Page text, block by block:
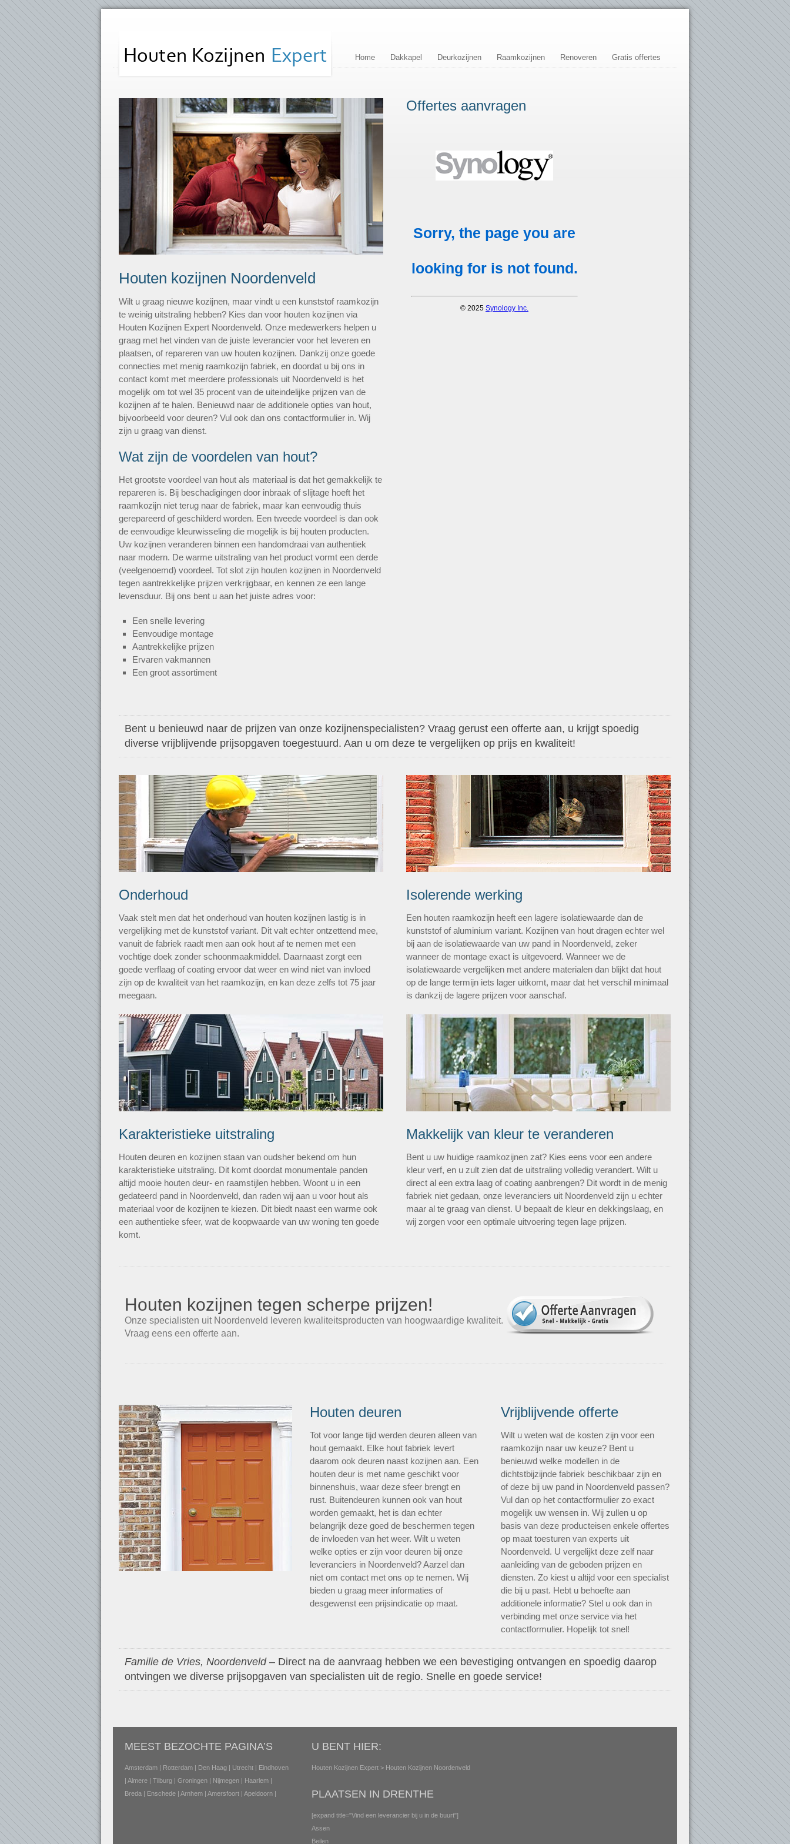
Home Dakkapel Deurkozijnen Raamkozijnen Renoveren Gratis offertes
Houten kozijnen Noordenveld
Wilt u graag nieuwe kozijnen, maar vindt u een kunststof raamkozijn
te weinig uitstraling hebben? Kies dan voor houten kozijnen via
Houten Kozijnen Expert Noordenveld. Onze medewerkers helpen u
graag met het vinden van de juiste leverancier voor het leveren en
plaatsen, of repareren van uw houten kozijnen. Dankzij onze goede
connecties met menig raamkozijn fabriek, en doordat u bij ons in
contact komt met meerdere professionals uit Noordenveld is het
mogelijk om tot wel 35 procent van de uiteindelijke prijzen van de
kozijnen af te halen. Benieuwd naar de additionele opties van hout,
bijvoorbeeld voor deuren? Vul ook dan ons contactformulier in. Wij
zijn u graag van dienst.
Wat zijn de voordelen van hout?
Het grootste voordeel van hout als materiaal is dat het gemakkelijk te
repareren is. Bij beschadigingen door inbraak of slijtage hoeft het
raamkozijn niet terug naar de fabriek, maar kan eenvoudig thuis
gerepareerd of geschilderd worden. Een tweede voordeel is dan ook
de eenvoudige kleurwisseling die mogelijk is bij houten producten.
Uw kozijnen veranderen binnen een handomdraai van authentiek
naar modern. De warme uitstraling van het product vormt een derde
(veelgenoemd) voordeel. Tot slot zijn houten kozijnen in Noordenveld
tegen aantrekkelijke prijzen verkrijgbaar, en kennen ze een lange
levensduur. Bij ons bent u aan het juiste adres voor:
Een snelle levering
Eenvoudige montage
Aantrekkelijke prijzen
Ervaren vakmannen
Een groot assortiment
Offertes aanvragen
Bent u benieuwd naar de prijzen van onze kozijnenspecialisten? Vraag gerust een offerte aan, u krijgt spoedig
diverse vrijblijvende prijsopgaven toegestuurd. Aan u om deze te vergelijken op prijs en kwaliteit!
Onderhoud
Vaak stelt men dat het onderhoud van houten kozijnen lastig is in
vergelijking met de kunststof variant. Dit valt echter ontzettend mee,
vanuit de fabriek raadt men aan ook hout af te nemen met een
vochtige doek zonder schoonmaakmiddel. Daarnaast zorgt een
goede verflaag of coating ervoor dat weer en wind niet van invloed
zijn op de kwaliteit van het raamkozijn, en kan deze zelfs tot 75 jaar
meegaan.
Isolerende werking
Een houten raamkozijn heeft een lagere isolatiewaarde dan de
kunststof of aluminium variant. Kozijnen van hout dragen echter wel
bij aan de isolatiewaarde van uw pand in Noordenveld, zeker
wanneer de montage exact is uitgevoerd. Wanneer we de
isolatiewaarde vergelijken met andere materialen dan blijkt dat hout
op de lange termijn iets lager uitkomt, maar dat het verschil minimaal
is dankzij de lagere prijzen voor aanschaf.
Karakteristieke uitstraling
Houten deuren en kozijnen staan van oudsher bekend om hun
karakteristieke uitstraling. Dit komt doordat monumentale panden
altijd mooie houten deur- en raamstijlen hebben. Woont u in een
gedateerd pand in Noordenveld, dan raden wij aan u voor hout als
materiaal voor de kozijnen te kiezen. Dit biedt naast een warme ook
een authentieke sfeer, wat de koopwaarde van uw woning ten goede
komt.
Makkelijk van kleur te veranderen
Bent u uw huidige raamkozijnen zat? Kies eens voor een andere
kleur verf, en u zult zien dat de uitstraling volledig verandert. Wilt u
direct al een extra laag of coating aanbrengen? Dit wordt in de menig
fabriek niet gedaan, onze leveranciers uit Noordenveld zijn u echter
maar al te graag van dienst. U bepaalt de kleur en dekkingslaag, en
wij zorgen voor een optimale uitvoering tegen lage prijzen.
Houten kozijnen tegen scherpe prijzen!
Onze specialisten uit Noordenveld leveren kwaliteitsproducten van hoogwaardige kwaliteit.
Vraag eens een offerte aan.
Houten deuren
Tot voor lange tijd werden deuren alleen van
hout gemaakt. Elke hout fabriek levert
daarom ook deuren naast kozijnen aan. Een
houten deur is met name geschikt voor
binnenshuis, waar deze sfeer brengt en
rust. Buitendeuren kunnen ook van hout
worden gemaakt, het is dan echter
belangrijk deze goed de beschermen tegen
de invloeden van het weer. Wilt u weten
welke opties er zijn voor deuren bij onze
leveranciers in Noordenveld? Aarzel dan
niet om contact met ons op te nemen. Wij
bieden u graag meer informaties of
desgewenst een prijsindicatie op maat.
Vrijblijvende offerte
Wilt u weten wat de kosten zijn voor een
raamkozijn naar uw keuze? Bent u
benieuwd welke modellen in de
dichtstbijzijnde fabriek beschikbaar zijn en
of deze bij uw pand in Noordenveld passen?
Vul dan op het contactformulier zo exact
mogelijk uw wensen in. Wij zullen u op
basis van deze producteisen enkele offertes
op maat toesturen van experts uit
Noordenveld. U vergelijkt deze zelf naar
aanleiding van de geboden prijzen en
diensten. Zo kiest u altijd voor een specialist
die bij u past. Hebt u behoefte aan
additionele informatie? Stel u ook dan in
verbinding met onze service via het
contactformulier. Hopelijk tot snel!
Familie de Vries, Noordenveld– Direct na de aanvraag hebben we een bevestiging ontvangen en spoedig daarop
ontvingen we diverse prijsopgaven van specialisten uit de regio. Snelle en goede service!
MEEST BEZOCHTE PAGINA’S
Amsterdam | Rotterdam | Den Haag | Utrecht | Eindhoven
| Almere | Tilburg | Groningen | Nijmegen | Haarlem |
Breda | Enschede | Arnhem | Amersfoort | Apeldoorn |
U BENT HIER:
Houten Kozijnen Expert > Houten Kozijnen Noordenveld
PLAATSEN IN DRENTHE
[expand title="Vind een leverancier bij u in de buurt"]
Assen
Beilen